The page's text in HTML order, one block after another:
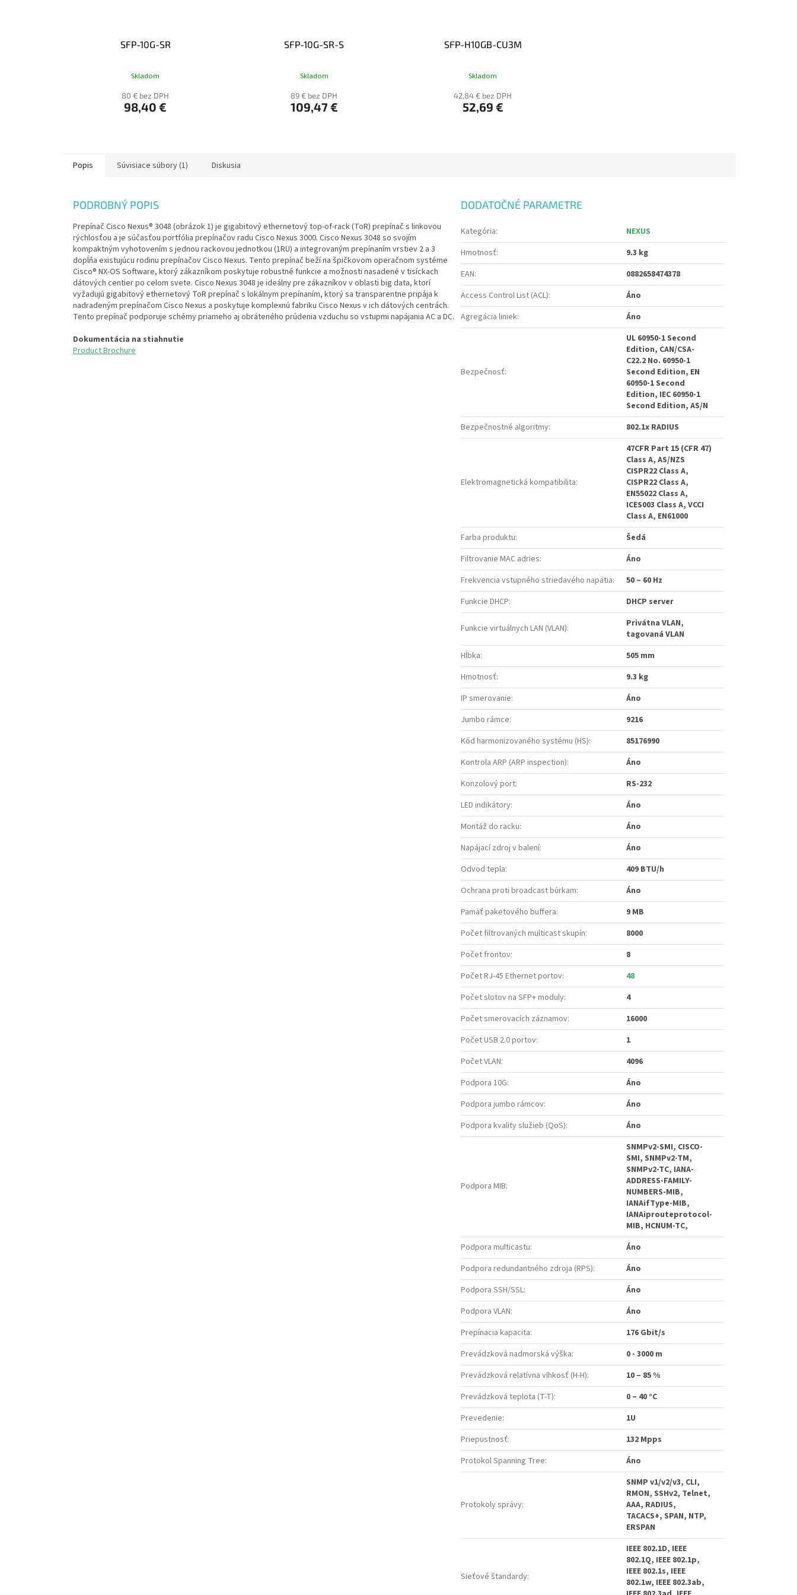
SFP-10G-SR
Skladom
80 € bez DPH
98,40 €
SFP-10G-SR-S
Skladom
89 € bez DPH
109,47 €
SFP-H10GB-CU3M
Skladom
42,84 € bez DPH
52,69 €
Popis Súvisiace súbory (1) Diskusia
PODROBNÝ POPIS
Prepínač Cisco Nexus® 3048 (obrázok 1) je gigabitový ethernetový top-of-rack (ToR) prepínač s linkovou
rýchlosťou a je súčasťou portfólia prepínačov radu Cisco Nexus 3000. Cisco Nexus 3048 so svojím
kompaktným vyhotovením s jednou rackovou jednotkou (1RU) a integrovaným prepínaním vrstiev 2 a 3
dopĺňa existujúcu rodinu prepínačov Cisco Nexus. Tento prepínač beží na špičkovom operačnom systéme
Cisco® NX-OS Software, ktorý zákazníkom poskytuje robustné funkcie a možnosti nasadené v tisíckach
dátových centier po celom svete. Cisco Nexus 3048 je ideálny pre zákazníkov v oblasti big data, ktorí
vyžadujú gigabitový ethernetový ToR prepínač s lokálnym prepínaním, ktorý sa transparentne pripája k
nadradeným prepínačom Cisco Nexus a poskytuje komplexnú fabriku Cisco Nexus v ich dátových centrách.
Tento prepínač podporuje schémy priameho aj obráteného prúdenia vzduchu so vstupmi napájania AC a DC.
Dokumentácia na stiahnutie
Product Brochure
DODATOČNÉ PARAMETRE
Kategória:
NEXUS
Hmotnosť:
9.3 kg
EAN:
0882658474378
Access Control List (ACL):
Áno
Agregácia liniek: Áno
Bezpečnosť:
UL 60950-1 Second
Edition, CAN/CSA-
C22.2 No. 60950-1
Second Edition, EN
60950-1 Second
Edition, IEC 60950-1
Second Edition, AS/N
Bezpečnostné algoritmy: 802.1x RADIUS
Elektromagnetická kompatibilita:
47CFR Part 15 (CFR 47)
Class A, AS/NZS
CISPR22 Class A,
CISPR22 Class A,
EN55022 Class A,
ICES003 Class A, VCCI
Class A, EN61000
Farba produktu:
Šedá
Filtrovanie MAC adries:
Áno
Frekvencia vstupného striedavého napätia:
50 – 60 Hz
Funkcie DHCP: DHCP server
Funkcie virtuálnych LAN (VLAN):
Privátna VLAN,
tagovaná VLAN
Hĺbka:
505 mm
Hmotnosť:
9.3 kg
IP smerovanie:
Áno
Jumbo rámce:
9216
Kód harmonizovaného systému (HS):
85176990
Kontrola ARP (ARP inspection):
Áno
Konzolový port:
RS-232
LED indikátory:
Áno
Montáž do racku:
Áno
Napájací zdroj v balení:
Áno
Odvod tepla:
409 BTU/h
Ochrana proti broadcast búrkam:
Áno
Pamäť paketového buffera:
9 MB
Počet filtrovaných multicast skupín:
8000
Počet frontov:
8
Počet RJ-45 Ethernet portov:
48
Počet slotov na SFP+ moduly:
4
Počet smerovacích záznamov:
16000
Počet USB 2.0 portov:
1
Počet VLAN:
4096
Podpora 10G:
Áno
Podpora jumbo rámcov:
Áno
Podpora kvality služieb (QoS): Áno
Podpora MIB:
SNMPv2-SMI, CISCO-
SMI, SNMPv2-TM,
SNMPv2-TC, IANA-
ADDRESS-FAMILY-
NUMBERS-MIB,
IANAifType-MIB,
IANAiprouteprotocol-
MIB, HCNUM-TC,
Podpora multicastu:
Áno
Podpora redundantného zdroja (RPS):
Áno
Podpora SSH/SSL:
Áno
Podpora VLAN:
Áno
Prepínacia kapacita:
176 Gbit/s
Prevádzková nadmorská výška:
0 - 3000 m
Prevádzková relatívna vlhkosť (H-H):
10 – 85 %
Prevádzková teplota (T-T):
0 – 40 °C
Prevedenie:
1U
Priepustnosť:
132 Mpps
Protokol Spanning Tree: Áno
Protokoly správy:
SNMP v1/v2/v3, CLI,
RMON, SSHv2, Telnet,
AAA, RADIUS,
TACACS+, SPAN, NTP,
ERSPAN
Sieťové štandardy:
IEEE 802.1D, IEEE
802.1Q, IEEE 802.1p,
IEEE 802.1s, IEEE
802.1w, IEEE 802.3ab,